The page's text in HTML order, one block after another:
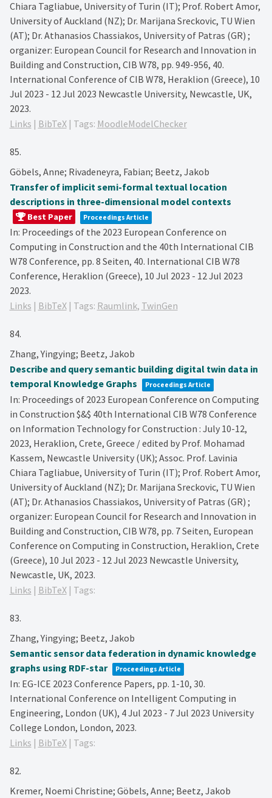
Chiara Tagliabue, University of Turin (IT); Prof. Robert Amor,
University of Auckland (NZ); Dr. Marijana Sreckovic, TU Wien
(AT); Dr. Athanasios Chassiakos, University of Patras (GR) ;
organizer: European Council for Research and Innovation in
Building and Construction, CIB W78, pp. 949-956, 40.
International Conference of CIB W78, Heraklion (Greece), 10
Jul 2023 - 12 Jul 2023 Newcastle University, Newcastle, UK,
2023.
Links | BibTeX| Tags: MoodleModelChecker
85.
Göbels, Anne; Rivadeneyra, Fabian; Beetz, Jakob
Transfer of implicit semi-formal textual location
descriptions in three-dimensional model contexts
Best Paper Proceedings Article
In: Proceedings of the 2023 European Conference on
Computing in Construction and the 40th International CIB
W78 Conference, pp. 8 Seiten, 40. International CIB W78
Conference, Heraklion (Greece), 10 Jul 2023 - 12 Jul 2023
2023.
Links | BibTeX| Tags: Raumlink, TwinGen
84.
Zhang, Yingying; Beetz, Jakob
Describe and query semantic building digital twin data in
temporal Knowledge Graphs
Proceedings Article
In: Proceedings of 2023 European Conference on Computing
in Construction $&$ 40th International CIB W78 Conference
on Information Technology for Construction : July 10-12,
2023, Heraklion, Crete, Greece / edited by Prof. Mohamad
Kassem, Newcastle University (UK); Assoc. Prof. Lavinia
Chiara Tagliabue, University of Turin (IT); Prof. Robert Amor,
University of Auckland (NZ); Dr. Marijana Sreckovic, TU Wien
(AT); Dr. Athanasios Chassiakos, University of Patras (GR) ;
organizer: European Council for Research and Innovation in
Building and Construction, CIB W78, pp. 7 Seiten, European
Conference on Computing in Construction, Heraklion, Crete
(Greece), 10 Jul 2023 - 12 Jul 2023 Newcastle University,
Newcastle, UK, 2023.
Links | BibTeX| Tags:
83.
Zhang, Yingying; Beetz, Jakob
Semantic sensor data federation in dynamic knowledge
graphs using RDF-star
Proceedings Article
In: EG-ICE 2023 Conference Papers, pp. 1-10, 30.
International Conference on Intelligent Computing in
Engineering, London (UK), 4 Jul 2023 - 7 Jul 2023 University
College London, London, 2023.
Links | BibTeX| Tags:
82.
Kremer, Noemi Christine; Göbels, Anne; Beetz, Jakob